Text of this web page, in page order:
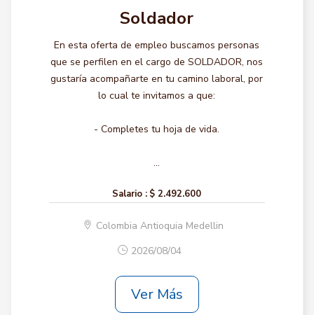
Soldador
En esta oferta de empleo buscamos personas
que se perfilen en el cargo de SOLDADOR, nos
gustaría acompañarte en tu camino laboral, por
lo cual te invitamos a que:
- Completes tu hoja de vida.
...
Salario : $ 2.492.600
Colombia Antioquia Medellin
2026/08/04
Ver Más